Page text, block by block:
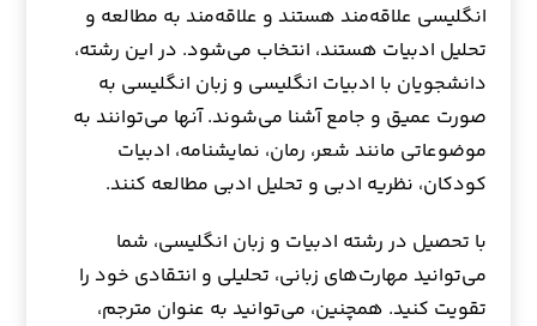
انگلیسی علاقه‌مند هستند و علاقه‌مند به مطالعه و
تحلیل ادبیات هستند، انتخاب می‌شود. در این رشته،
دانشجویان با ادبیات انگلیسی و زبان انگلیسی به
صورت عمیق و جامع آشنا می‌شوند. آنها می‌توانند به
موضوعاتی مانند شعر، رمان، نمایشنامه، ادبیات
کودکان، نظریه ادبی و تحلیل ادبی مطالعه کنند.
با تحصیل در رشته ادبیات و زبان انگلیسی، شما
می‌توانید مهارت‌های زبانی، تحلیلی و انتقادی خود را
تقویت کنید. همچنین، می‌توانید به عنوان مترجم،